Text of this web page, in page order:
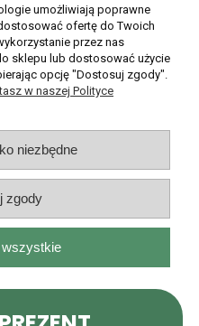
dostawa
99, 51-638 Wrocław |
537 71 71 71| NIP: 8982036706 |
strony
umożliwiają poprawne
ofertę do Twoich
przez nas
sklepu lub dostosować użycie
opcję "Dostosuj zgody".
w naszej Polityce
niezbędne
zgody